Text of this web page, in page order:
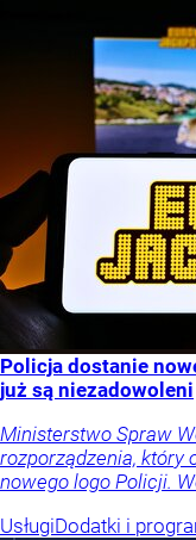
Policja dostanie
już są niezadowoleni
Ministerstwo Spraw
rozporządzenia, który
nowego logo Policji.
UsługiDodatki i